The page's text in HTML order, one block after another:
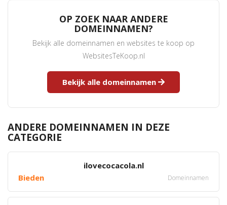
OP ZOEK NAAR ANDERE
DOMEINNAMEN?
Bekijk alle domeinnamen en websites te koop op
WebsitesTeKoop.nl
Bekijk alle domeinnamen
ANDERE DOMEINNAMEN IN DEZE
CATEGORIE
ilovecocacola.nl
Bieden
Domeinnamen